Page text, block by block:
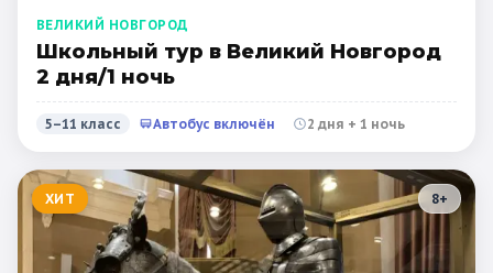
ВЕЛИКИЙ НОВГОРОД
Школьный тур в Великий Новгород
2 дня/1 ночь
5–11 класс Автобус включён 2 дня + 1 ночь
ХИТ 8+